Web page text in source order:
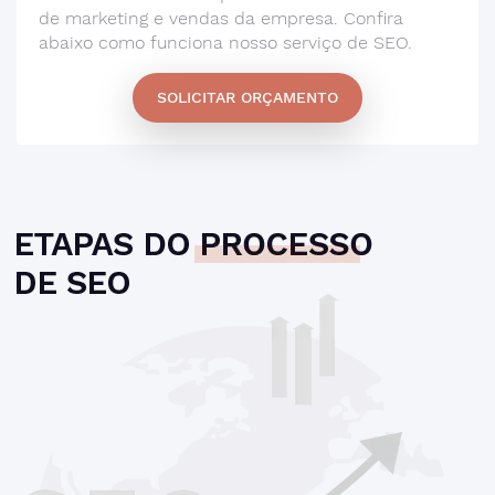
de marketing e vendas da empresa. Confira
abaixo como funciona nosso serviço de SEO.
SOLICITAR ORÇAMENTO